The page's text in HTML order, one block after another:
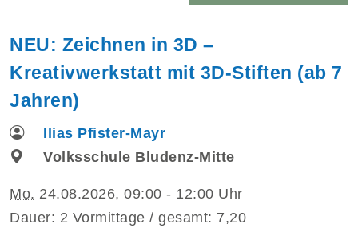
NEU: Zeichnen in 3D –
Kreativwerkstatt mit 3D-Stiften (ab 7
Jahren)
Ilias Pfister-Mayr
Volksschule Bludenz-Mitte
Mo. 24.08.2026, 09:00 - 12:00 Uhr
Dauer: 2 Vormittage / gesamt: 7,20